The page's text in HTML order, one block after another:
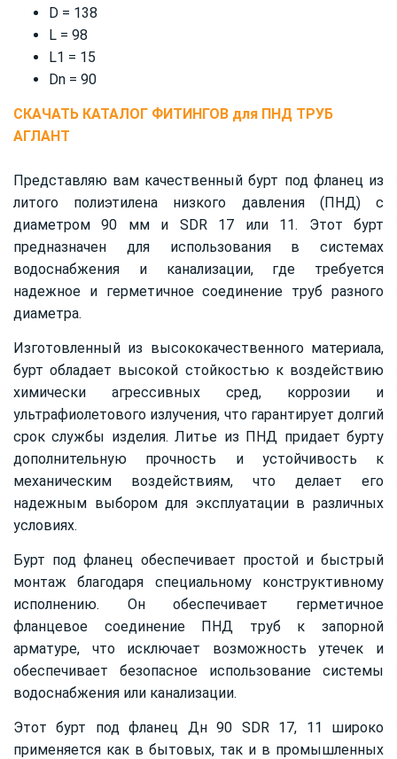
D = 138
L = 98
L1 = 15
Dn = 90
СКАЧАТЬ КАТАЛОГ ФИТИНГОВ для ПНД ТРУБ
АГЛАНТ
Представляю вам качественный бурт под фланец из
литого полиэтилена низкого давления (ПНД) с
диаметром 90 мм и SDR 17 или 11. Этот бурт
предназначен для использования в системах
водоснабжения и канализации, где требуется
надежное и герметичное соединение труб разного
диаметра.
Изготовленный из высококачественного материала,
бурт обладает высокой стойкостью к воздействию
химически агрессивных сред, коррозии и
ультрафиолетового излучения, что гарантирует долгий
срок службы изделия. Литье из ПНД придает бурту
дополнительную прочность и устойчивость к
механическим воздействиям, что делает его
надежным выбором для эксплуатации в различных
условиях.
Бурт под фланец обеспечивает простой и быстрый
монтаж благодаря специальному конструктивному
исполнению. Он обеспечивает герметичное
фланцевое соединение ПНД труб к запорной
арматуре, что исключает возможность утечек и
обеспечивает безопасное использование системы
водоснабжения или канализации.
Этот бурт под фланец Дн 90 SDR 17, 11 широко
применяется как в бытовых, так и в промышленных